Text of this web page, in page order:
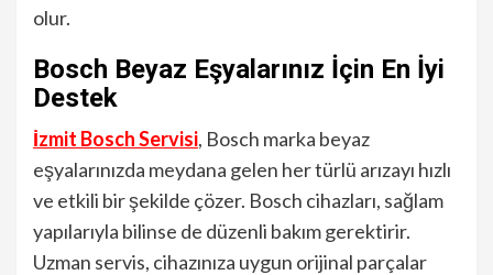
olur.
Bosch Beyaz Eşyalarınız İçin En İyi
Destek
İzmit Bosch Servisi, Bosch marka beyaz
eşyalarınızda meydana gelen her türlü arızayı hızlı
ve etkili bir şekilde çözer. Bosch cihazları, sağlam
yapılarıyla bilinse de düzenli bakım gerektirir.
Uzman servis, cihazınıza uygun orijinal parçalar